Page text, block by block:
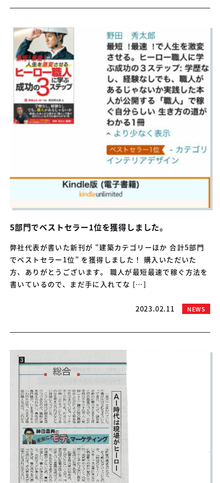
5部門でベストセラー1位を獲得しました。
弊社代表が書いた新刊が “建築カテゴリーほか 合計5部門
でベストセラー1位” を獲得しました！ 購入いただいた
方、ありがとうございます。 職人が最短最速で稼ぐ方法を
書いているので、まだ手に入れてな […]
2023.02.11 NEWS